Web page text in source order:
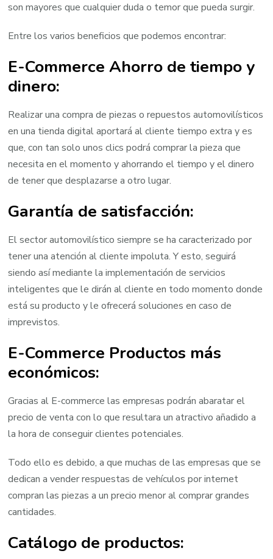
son mayores que cualquier duda o temor que pueda surgir.
Entre los varios beneficios que podemos encontrar:
E-Commerce Ahorro de tiempo y
dinero:
Realizar una compra de piezas o repuestos automovilísticos
en una tienda digital aportará al cliente tiempo extra y es
que, con tan solo unos clics podrá comprar la pieza que
necesita en el momento y ahorrando el tiempo y el dinero
de tener que desplazarse a otro lugar.
Garantía de satisfacción:
El sector automovilístico siempre se ha caracterizado por
tener una atención al cliente impoluta. Y esto, seguirá
siendo así mediante la implementación de servicios
inteligentes que le dirán al cliente en todo momento donde
está su producto y le ofrecerá soluciones en caso de
imprevistos.
E-Commerce Productos más
económicos:
Gracias al E-commerce las empresas podrán abaratar el
precio de venta con lo que resultara un atractivo añadido a
la hora de conseguir clientes potenciales.
Todo ello es debido, a que muchas de las empresas que se
dedican a vender respuestas de vehículos por internet
compran las piezas a un precio menor al comprar grandes
cantidades.
Catálogo de productos: